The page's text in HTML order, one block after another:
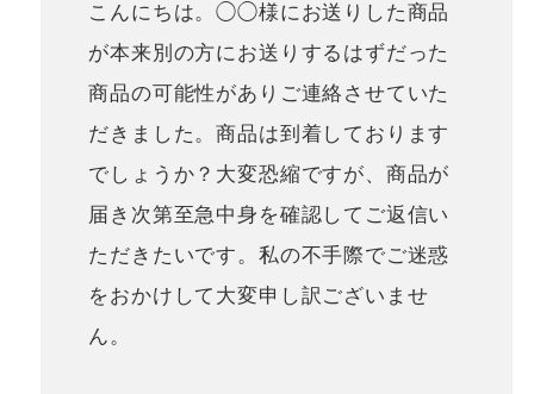
こんにちは。◯◯様にお送りした商品
が本来別の方にお送りするはずだった
商品の可能性がありご連絡させていた
だきました。商品は到着しております
でしょうか？大変恐縮ですが、商品が
届き次第至急中身を確認してご返信い
ただきたいです。私の不手際でご迷惑
をおかけして大変申し訳ございませ
ん。